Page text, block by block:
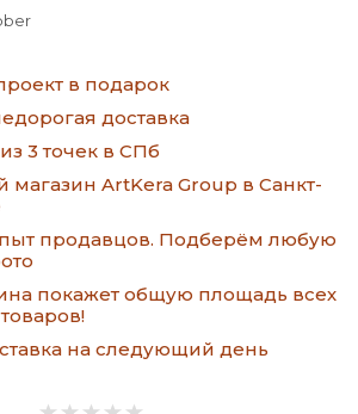
в подарок
доставка
3 точек в СПб
ArtKera Group в Санкт-
продавцов. Подберём любую
покажет общую площадь всех
на следующий день